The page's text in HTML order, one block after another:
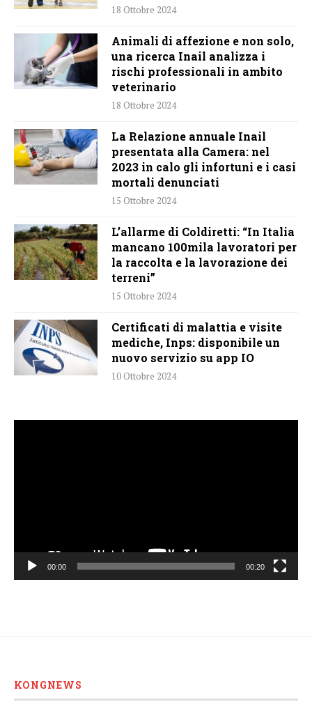
18 Ottobre 2024
Animali di affezione e non solo,
una ricerca Inail analizza i
rischi professionali in ambito
veterinario
18 Ottobre 2024
La Relazione annuale Inail
presentata alla Camera: nel
2023 in calo gli infortuni e i casi
mortali denunciati
15 Ottobre 2024
L’allarme di Coldiretti: “In Italia
mancano 100mila lavoratori per
la raccolta e la lavorazione dei
terreni”
15 Ottobre 2024
Certificati di malattia e visite
mediche, Inps: disponibile un
nuovo servizio su app IO
10 Ottobre 2024
00:00 00:20
KONGNEWS